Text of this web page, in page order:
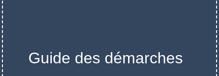
Guide des démarches